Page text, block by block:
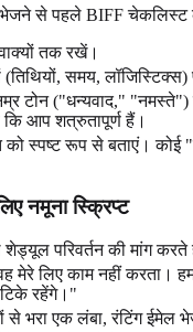
से पहले BIFF चेकलिस्ट
तक रखें।
समय, लॉजिस्टिक्स)
टोन ("धन्यवाद,"
आप शत्रुतापूर्ण हैं।
को स्पष्ट रूप से बताएं। कोई
नमूना स्क्रिप्ट
शेड्यूल परिवर्तन की मांग करते
मेरे लिए काम नहीं करता।
रहेंगे।"
से भरा एक लंबा, रंटिंग ईमेल